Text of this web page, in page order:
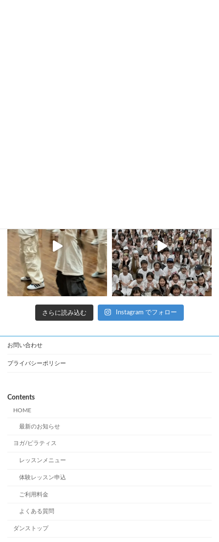
さらに読み込む Instagram でフォロー
お問い合わせ
プライバシーポリシー
Contents
HOME
最新のお知らせ
ヨガ/ピラティス
レッスンメニュー
体験レッスン申込
ご利用料金
よくある質問
ダンストップ